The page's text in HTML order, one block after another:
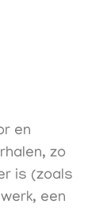
en
zo
is (zoals
een